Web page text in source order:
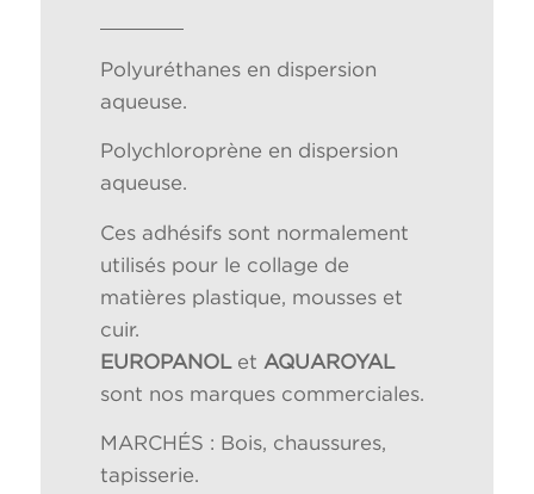
Polyuréthanes en dispersion
aqueuse.
Polychloroprène en dispersion
aqueuse.
Ces adhésifs sont normalement
utilisés pour le collage de
matières plastique, mousses et
cuir.
EUROPANOL
et AQUAROYAL
sont nos marques commerciales.
MARCHÉS : Bois, chaussures,
tapisserie.